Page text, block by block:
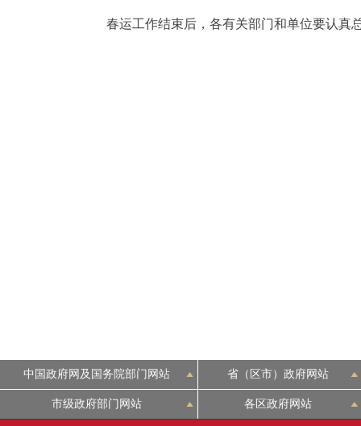
春运工作结束后，各有关部门和单位要认真总
中国政府网及国务院部门网站 省（区市）政府网站
市级政府部门网站 各区政府网站